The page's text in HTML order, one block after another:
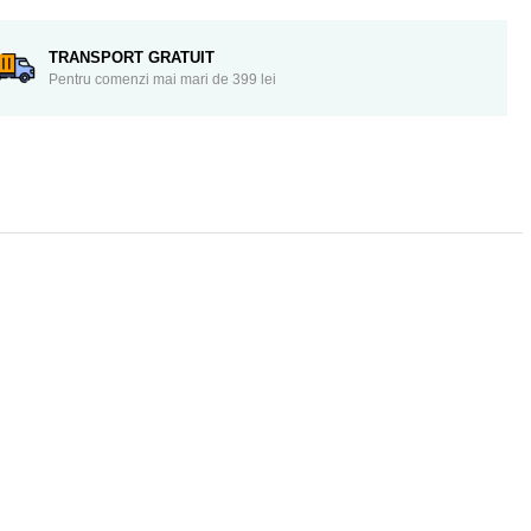
TRANSPORT GRATUIT
Pentru comenzi mai mari de 399 lei